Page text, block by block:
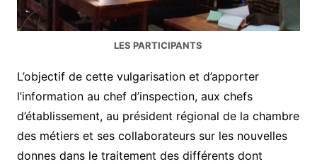
LES PARTICIPANTS
L’objectif de cette vulgarisation et d’apporter
l’information au chef d’inspection, aux chefs
d’établissement, au président régional de la chambre
des métiers et ses collaborateurs sur les nouvelles
donnes dans le traitement des différents dont